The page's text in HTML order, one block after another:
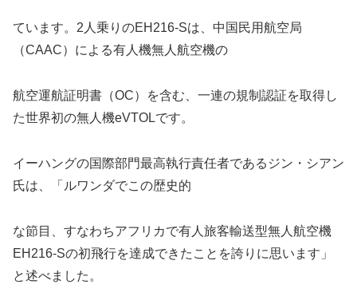
ています。2人乗りのEH216-Sは、中国民用航空局
（CAAC）による有人機無人航空機の
航空運航証明書（OC）を含む、一連の規制認証を取得し
た世界初の無人機eVTOLです。
イーハングの国際部門最高執行責任者であるジン・シアン
氏は、「ルワンダでこの歴史的
な節目、すなわちアフリカで有人旅客輸送型無人航空機
EH216-Sの初飛行を達成できたことを誇りに思います」
と述べました。